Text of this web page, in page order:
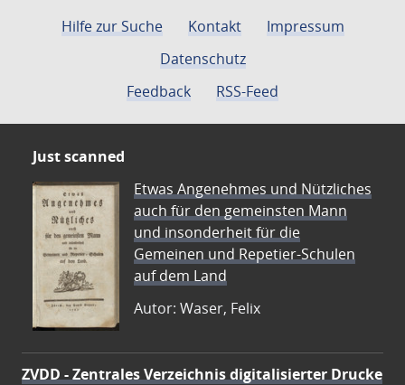
Hilfe zur Suche Kontakt
Impressum
Datenschutz
Feedback
RSS-Feed
Just scanned
Etwas Angenehmes und Nützliches
auch für den gemeinsten Mann
und insonderheit für die
Gemeinen und Repetier-Schulen
auf dem Land
Autor: Waser, Felix
ZVDD - Zentrales Verzeichnis digitalisierter Drucke